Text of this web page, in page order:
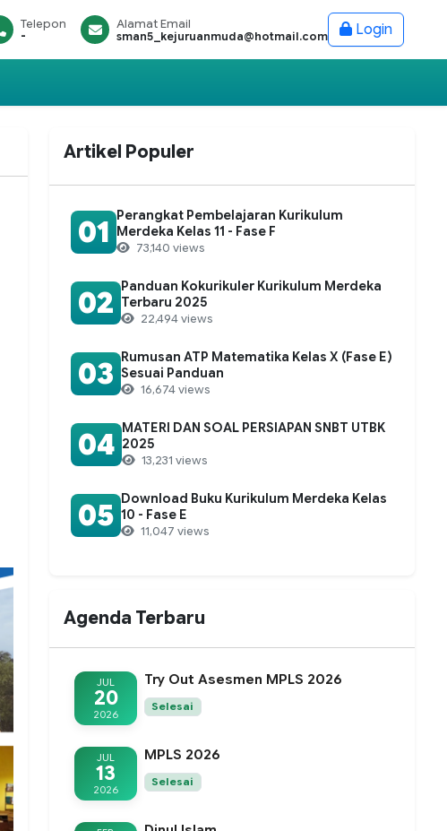
Telepon
-
Alamat Email
sman5_kejuruanmuda@hotmail.com Login
Artikel Populer
01 Perangkat Pembelajaran Kurikulum
Merdeka Kelas 11 - Fase F
73,140 views
02 Panduan Kokurikuler Kurikulum Merdeka
Terbaru 2025
22,494 views
03 Rumusan ATP Matematika Kelas X (Fase E)
Sesuai Panduan
16,674 views
04 MATERI DAN SOAL PERSIAPAN SNBT UTBK
2025
13,231 views
05 Download Buku Kurikulum Merdeka Kelas
10 - Fase E
11,047 views
Agenda Terbaru
JUL
20
2026
Try Out Asesmen MPLS 2026
Selesai
JUL
13
2026
MPLS 2026
Selesai